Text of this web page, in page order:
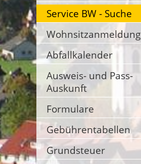
Service BW - Suche
Wohnsitzanmeldung
Abfallkalender
Ausweis- und Pass-
Auskunft
Formulare
Gebührentabellen
Grundsteuer